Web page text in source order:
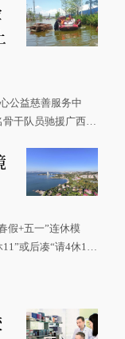
公益慈善服务中
干队员驰援广西灾
假+五一”连休模
或后凑“请4休1